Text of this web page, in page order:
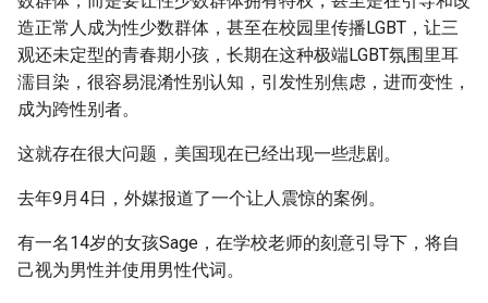
造正常人成为性少数群体，甚至在校园里传播LGBT，让三
观还未定型的青春期小孩，长期在这种极端LGBT氛围里耳
濡目染，很容易混淆性别认知，引发性别焦虑，进而变性，
成为跨性别者。
这就存在很大问题，美国现在已经出现一些悲剧。
去年9月4日，外媒报道了一个让人震惊的案例。
有一名14岁的女孩Sage，在学校老师的刻意引导下，将自
己视为男性并使用男性代词。